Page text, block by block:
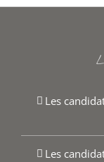
Les
Les